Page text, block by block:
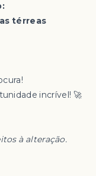
térreas
incrível! 🚀
à alteração.